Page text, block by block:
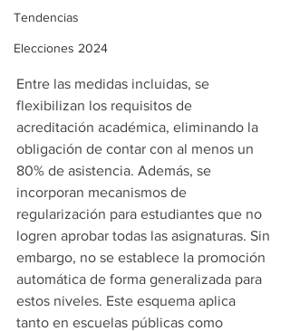
Tendencias
Elecciones 2024
Entre las medidas incluidas, se
flexibilizan los requisitos de
acreditación académica, eliminando la
obligación de contar con al menos un
80% de asistencia. Además, se
incorporan mecanismos de
regularización para estudiantes que no
logren aprobar todas las asignaturas. Sin
embargo, no se establece la promoción
automática de forma generalizada para
estos niveles. Este esquema aplica
tanto en escuelas públicas como